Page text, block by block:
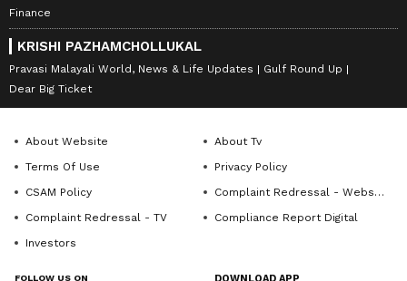
Finance
KRISHI PAZHAMCHOLLUKAL
Pravasi Malayali World, News & Life Updates
Gulf Round Up
Dear Big Ticket
About Website
About Tv
Terms Of Use
Privacy Policy
CSAM Policy
Complaint Redressal - Website
Complaint Redressal - TV
Compliance Report Digital
Investors
FOLLOW US ON DOWNLOAD APP